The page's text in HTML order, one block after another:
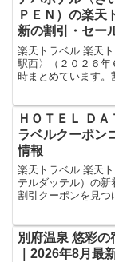
ＰＥＮ）の楽天
新の割引・セー
楽天トラベル 楽天
駅西〉（２０２６
時まとめています。
事の上にあるもの
ＨＯＴＥＬ Ｄ
ラベルクーポン
情報
楽天トラベル 楽天
テルダッテル）の新
割引クーポンを見つ
最新の割引クーポ
別府温泉 悠彩
｜2026年8月最